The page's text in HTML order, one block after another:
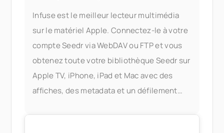
Infuse est le meilleur lecteur multimédia
sur le matériel Apple. Connectez-le à votre
compte Seedr via WebDAV ou FTP et vous
obtenez toute votre bibliothèque Seedr sur
Apple TV, iPhone, iPad et Mac avec des
affiches, des metadata et un défilement